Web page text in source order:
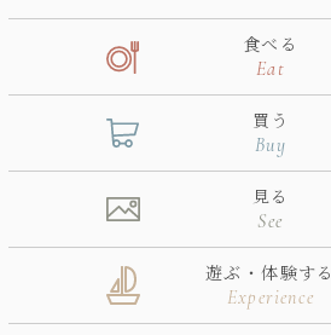
食べる
Eat
買う
Buy
見る
See
遊ぶ・体験する
Experience